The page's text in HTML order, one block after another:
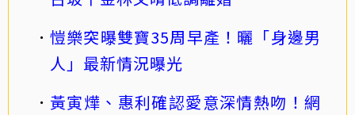
愷樂突曝雙寶35周早產！曬「身邊男
人」最新情況曝光
黃寅燁、惠利確認愛意深情熱吻！網